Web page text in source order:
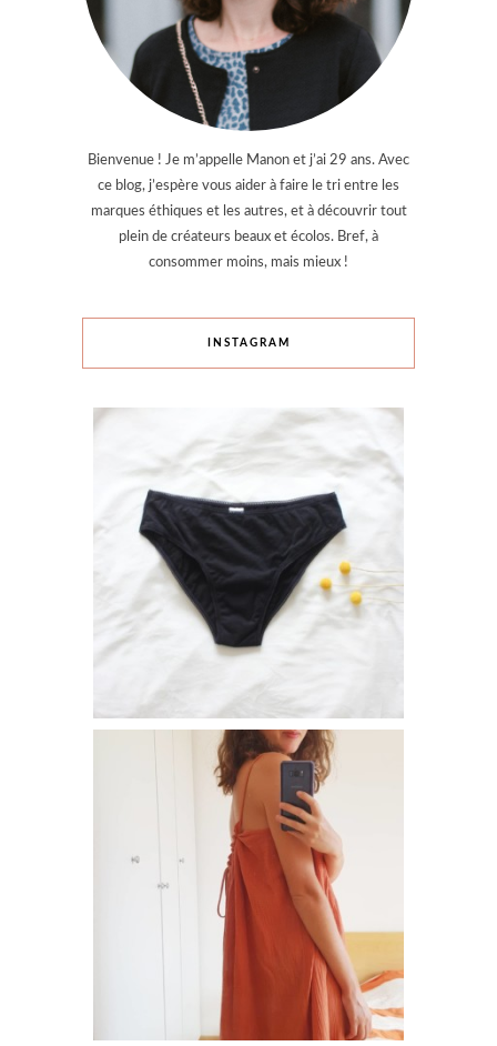
Bienvenue ! Je m’appelle Manon et j’ai 29 ans. Avec
ce blog, j’espère vous aider à faire le tri entre les
marques éthiques et les autres, et à découvrir tout
plein de créateurs beaux et écolos. Bref, à
consommer moins, mais mieux !
INSTAGRAM